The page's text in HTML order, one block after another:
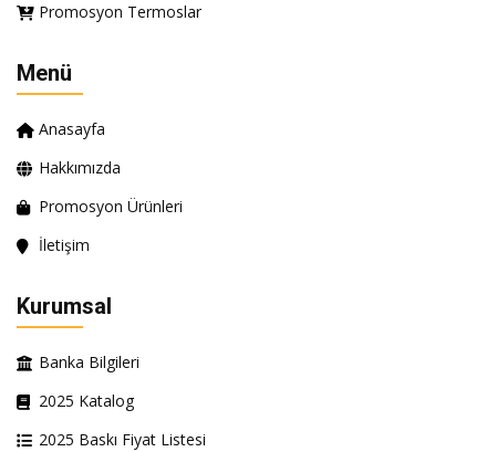
Promosyon Termoslar
Menü
Anasayfa
Hakkımızda
Promosyon Ürünleri
İletişim
Kurumsal
Banka Bilgileri
2025 Katalog
2025 Baskı Fiyat Listesi